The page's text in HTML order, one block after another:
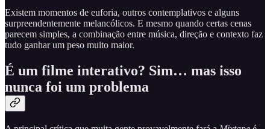
Existem momentos de euforia, outros contemplativos e alguns
surpreendentemente melancólicos. E mesmo quando certas cenas
parecem simples, a combinação entre música, direção e contexto faz
tudo ganhar um peso muito maior.
É um filme interativo? Sim… mas isso
nunca foi um problema